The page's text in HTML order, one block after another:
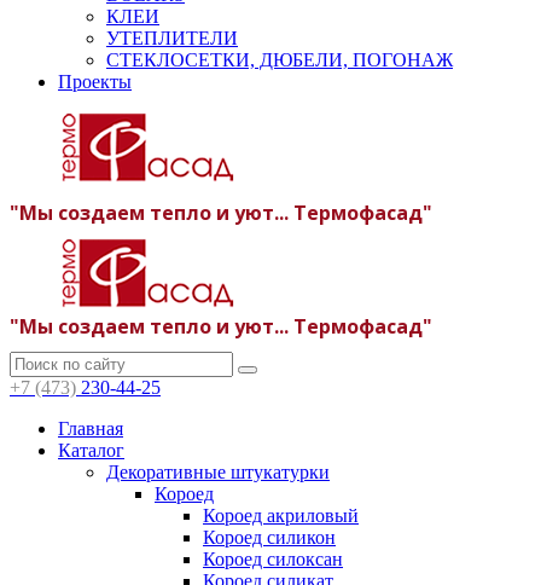
КЛЕИ
УТЕПЛИТЕЛИ
СТЕКЛОСЕТКИ, ДЮБЕЛИ, ПОГОНАЖ
Проекты
"Мы создаем тепло и уют... Термофасад"
"Мы создаем тепло и уют... Термофасад"
+7 (473) 230-44-25
Главная
Каталог
Декоративные штукатурки
Короед
Короед акриловый
Короед силикон
Короед силоксан
Короед силикат